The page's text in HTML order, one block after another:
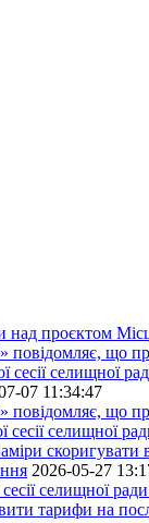
проєктом
що
сесії селищної
07 11:34:47
що
сесії селищної
скоригувати
2026-05-27
селищної
тарифи на